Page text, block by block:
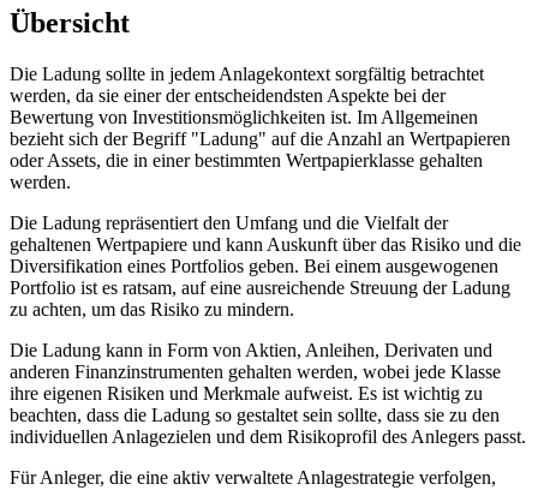
Übersicht
Die Ladung sollte in jedem Anlagekontext sorgfältig betrachtet
werden, da sie einer der entscheidendsten Aspekte bei der
Bewertung von Investitionsmöglichkeiten ist. Im Allgemeinen
bezieht sich der Begriff "Ladung" auf die Anzahl an Wertpapieren
oder Assets, die in einer bestimmten Wertpapierklasse gehalten
werden.
Die Ladung repräsentiert den Umfang und die Vielfalt der
gehaltenen Wertpapiere und kann Auskunft über das Risiko und die
Diversifikation eines Portfolios geben. Bei einem ausgewogenen
Portfolio ist es ratsam, auf eine ausreichende Streuung der Ladung
zu achten, um das Risiko zu mindern.
Die Ladung kann in Form von Aktien, Anleihen, Derivaten und
anderen Finanzinstrumenten gehalten werden, wobei jede Klasse
ihre eigenen Risiken und Merkmale aufweist. Es ist wichtig zu
beachten, dass die Ladung so gestaltet sein sollte, dass sie zu den
individuellen Anlagezielen und dem Risikoprofil des Anlegers passt.
Für Anleger, die eine aktiv verwaltete Anlagestrategie verfolgen,